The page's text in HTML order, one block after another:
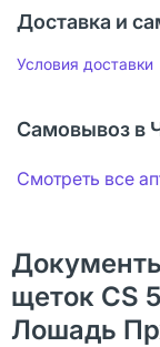
Доставка и
Условия доставки
Самовывоз в
Смотреть все
щеток CS
Лошадь